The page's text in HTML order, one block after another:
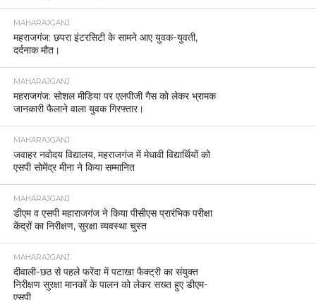
MAHARAJGANJ
महराजगंज: छपरा इंटरसिटी के सामने आए युवक-युवती,
दर्दनाक मौत।
MAHARAJGANJ
महराजगंज: सोशल मीडिया पर एलपीजी गैस को लेकर भ्रामक
जानकारी फैलाने वाला युवक गिरफ्तार।
MAHARAJGANJ
जवाहर नवोदय विद्यालय, महराजगंज में मेधावी विद्यार्थियों को
एसपी सोमेंद्र मीना ने किया सम्मानित
MAHARAJGANJ
डीएम व एसपी महाराजगंज ने किया पीसीएस प्रारंभिक परीक्षा
केंद्रों का निरीक्षण, सुरक्षा व्यवस्था चुस्त
MAHARAJGANJ
दीवाली-छठ से पहले फरेंदा में पटाखा फैक्ट्री का संयुक्त
निरीक्षण सुरक्षा मानकों के पालन को लेकर सख्त हुए डीएम-
एसपी